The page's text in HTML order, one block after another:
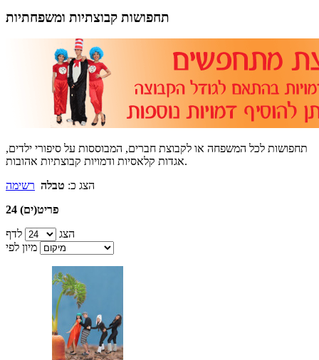
תחפושות קבוצתיות ומשפחתיות
תחפושות לכל המשפחה או לקבוצת חברים, המבוססות על סיפורי ילדים,
אגדות קלאסיות ודמויות קבוצתיות אהובות.
הצג כ: טבלה רשימה
24 פריט(ים)
הצג
לדף
מיון לפי